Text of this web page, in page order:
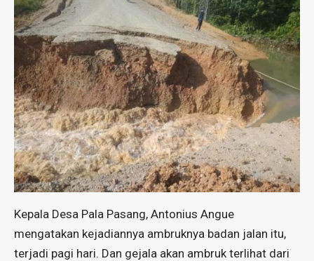
Kepala Desa Pala Pasang, Antonius Angue
mengatakan kejadiannya ambruknya badan jalan itu,
terjadi pagi hari. Dan gejala akan ambruk terlihat dari